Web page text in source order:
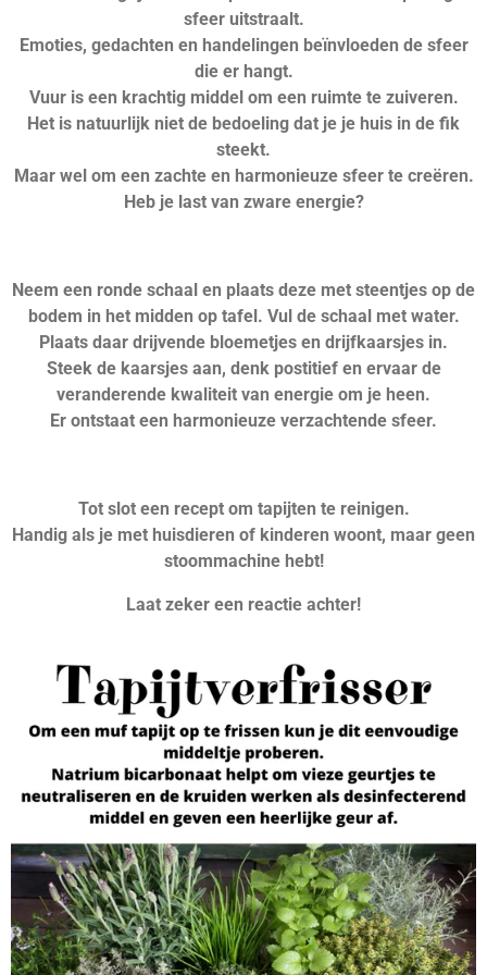
sfeer uitstraalt.
Emoties, gedachten en handelingen beïnvloeden de sfeer
die er hangt.
Vuur is een krachtig middel om een ruimte te zuiveren.
Het is natuurlijk niet de bedoeling dat je je huis in de fik
steekt.
Maar wel om een zachte en harmonieuze sfeer te creëren.
Heb je last van zware energie?
Neem een ronde schaal en plaats deze met steentjes op de
bodem in het midden op tafel. Vul de schaal met water.
Plaats daar drijvende bloemetjes en drijfkaarsjes in.
Steek de kaarsjes aan, denk postitief en ervaar de
veranderende kwaliteit van energie om je heen.
Er ontstaat een harmonieuze verzachtende sfeer.
Tot slot een recept om tapijten te reinigen.
Handig als je met huisdieren of kinderen woont, maar geen
stoommachine hebt!
Laat zeker een reactie achter!